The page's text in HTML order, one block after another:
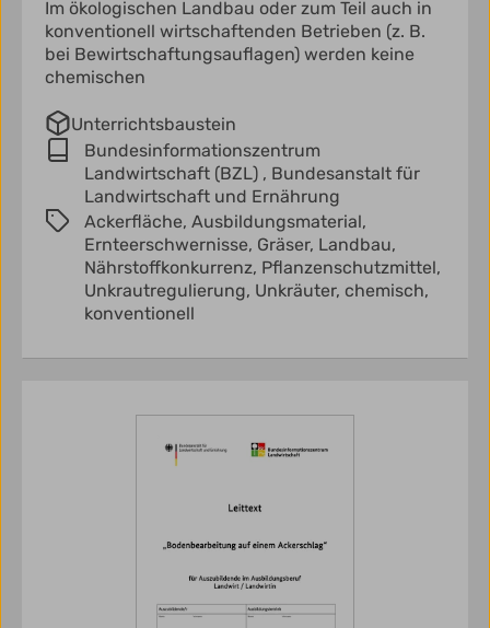
Im ökologischen Landbau oder zum Teil auch in
konventionell wirtschaftenden Betrieben (z. B.
bei Bewirtschaftungsauflagen) werden keine
chemischen
Unterrichtsbaustein
Bundesinformationszentrum
Landwirtschaft (BZL) , Bundesanstalt für
Landwirtschaft und Ernährung
Ackerfläche, Ausbildungsmaterial,
Ernteerschwernisse, Gräser, Landbau,
Nährstoffkonkurrenz, Pflanzenschutzmittel,
Unkrautregulierung, Unkräuter, chemisch,
konventionell